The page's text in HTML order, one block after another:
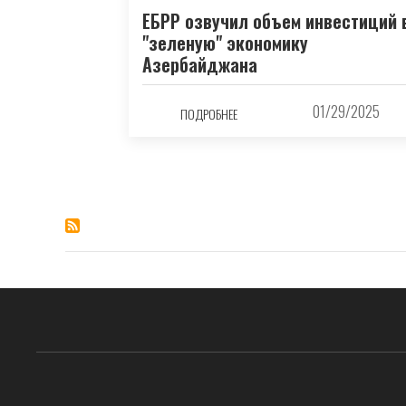
ЕБРР озвучил объем инвестиций
"зеленую" экономику
Азербайджана
ПОДРОБНЕЕ 01/29/2025